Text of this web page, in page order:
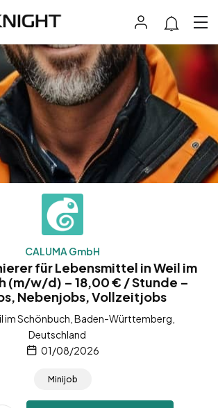
CALUMA GmbH
für Lebensmittel in Weil im
(m/w/d) – 18,00 € / Stunde –
Nebenjobs, Vollzeitjobs
im Schönbuch, Baden-Württemberg,
Deutschland
01/08/2026
Minijob